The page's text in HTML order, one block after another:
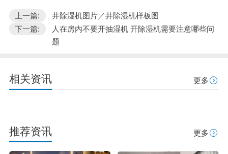
上一篇:
井除湿机图片／井除湿机样板图
下一篇:
人在房内不要开抽湿机 开除湿机需要注意哪些问
题
相关资讯 更多
推荐资讯 更多